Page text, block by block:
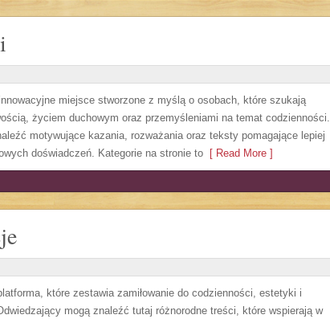
miejsce stworzone z myślą o osobach, które szukają
życiem duchowym oraz przemyśleniami na temat codzienności.
motywujące kazania, rozważania oraz teksty pomagające lepiej
doświadczeń. Kategorie na stronie to [ Read More ]
które zestawia zamiłowanie do codzienności, estetyki i
mogą znaleźć tutaj różnorodne treści, które wspierają w